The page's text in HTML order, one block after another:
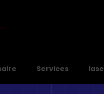
Services